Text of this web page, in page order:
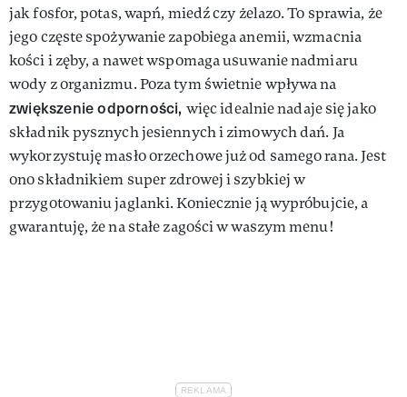
jak fosfor, potas, wapń, miedź czy żelazo. To sprawia, że
jego częste spożywanie zapobiega anemii, wzmacnia
kości i zęby, a nawet wspomaga usuwanie nadmiaru
wody z organizmu. Poza tym świetnie wpływa na
zwiększenie odporności, więc idealnie nadaje się jako
składnik pysznych jesiennych i zimowych dań. Ja
wykorzystuję masło orzechowe już od samego rana. Jest
ono składnikiem super zdrowej i szybkiej w
przygotowaniu jaglanki. Koniecznie ją wypróbujcie, a
gwarantuję, że na stałe zagości w waszym menu!